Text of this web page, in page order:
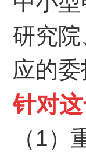
研究
应的
针对
（1